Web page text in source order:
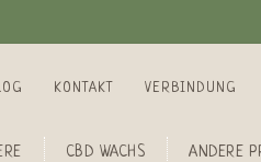
KONTAKT VERBINDUNG
CBD WACHS ANDERE